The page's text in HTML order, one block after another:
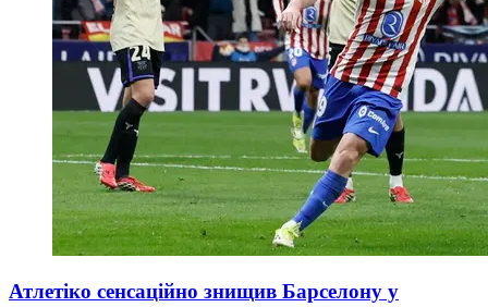
Атлетіко сенсаційно знищив Барселону у